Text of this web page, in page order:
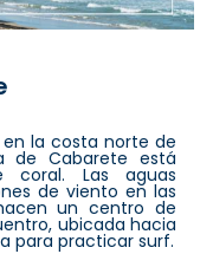
la costa norte de
de Cabarete está
Las aguas
de viento en las
un centro de
ubicada hacia
para practicar surf.